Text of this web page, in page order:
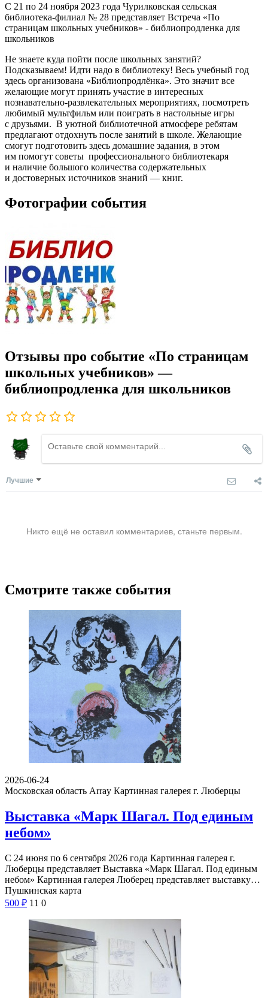
С 21 по 24 ноября 2023 года Чурилковская сельская
библиотека-филиал № 28 представляет Встреча «По
страницам школьных учебников» - библиопродленка для
школьников
Не знаете куда пойти после школьных занятий?
Подсказываем! Идти надо в библиотеку! Весь учебный год
здесь организована «Библиопродлёнка». Это значит все
желающие могут принять участие в интересных
познавательно-развлекательных мероприятиях, посмотреть
любимый мультфильм или поиграть в настольные игры
с друзьями. В уютной библиотечной атмосфере ребятам
предлагают отдохнуть после занятий в школе. Желающие
смогут подготовить здесь домашние задания, в этом
им помогут советы профессионального библиотекаря
и наличие большого количества содержательных
и достоверных источников знаний — книг.
Фотографии события
Отзывы про событие «По страницам
школьных учебников» —
библиопродленка для школьников
Лучшие
Никто ещё не оставил комментариев, станьте первым.
Смотрите также события
2026-06-24
Московская область Array Картинная галерея г. Люберцы
Выставка «Марк Шагал. Под единым
небом»
С 24 июня по 6 сентября 2026 года Картинная галерея г.
Люберцы представляет Выставка «Марк Шагал. Под единым
небом» Картинная галерея Люберец представляет выставку…
Пушкинская карта
500 ₽ 11 0